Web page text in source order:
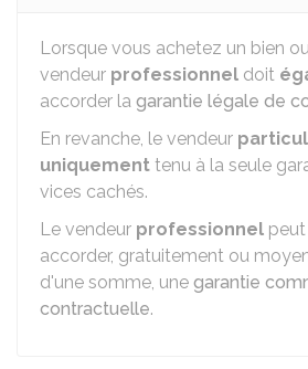
Lorsque vous achetez un bien
vendeur professionnel doit
accorder la garantie légale de
En revanche, le vendeur
uniquement tenu à la seule
vices cachés.
Le vendeur professionnel
accorder, gratuitement ou
d'une somme, une garantie
contractuelle.